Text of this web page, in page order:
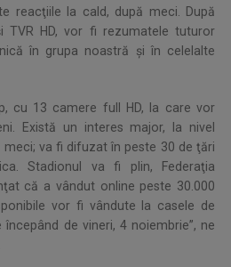
reacţiile la cald, după meci. După
TVR HD, vor fi rezumatele tuturor
în grupa noastră şi în celelalte
cu 13 camere full HD, la care vor
Există un interes major, la nivel
va fi difuzat în peste 30 de ţări
Stadionul va fi plin, Federaţia
că a vândut online peste 30.000
vor fi vândute la casele de
de vineri, 4 noiembrie”, ne